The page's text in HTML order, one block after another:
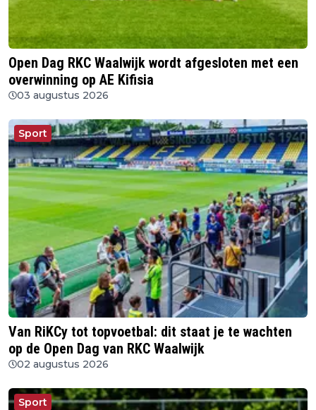
Open Dag RKC Waalwijk wordt afgesloten met een
overwinning op AE Kifisia
03 augustus 2026
Sport
Van RiKCy tot topvoetbal: dit staat je te wachten
op de Open Dag van RKC Waalwijk
02 augustus 2026
Sport